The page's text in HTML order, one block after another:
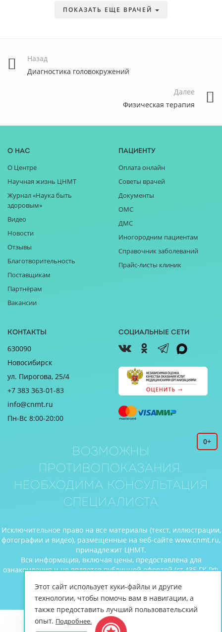
ПОКАЗАТЬ ЕЩЕ ВРАЧЕЙ
Назад
Диагностика головокружений
Далее
Физическая терапия
О нас
О Центре
Научная жизнь ЦНМТ
Журнал «Наука быть
здоровым»
Видео
Новости
Отзывы
Благотворительность
Поставщикам
Партнёрам
Вакансии
Пациенту
Оплата онлайн
Советы врачей
Документы
ОМС
ДМС
Иногородним пациентам
Справочник заболеваний
Прайс-листы клиник
Контакты
630090
Новосибирск
ул. Пирогова, 25/4
+7 383 363-01-83
info@cnmt.ru
Пн-Вс 8:00-20:00
Социальные сети
0+
Возможны
противопоказания.
Необходима консультация
специалиста
Исключительное право на все материалы (текст, иллюстрации,
фотографии и видео), размещенные на веб-сайте www.cnmt.ru,
принадлежит ЦНМТ.
Вся информация, включая цены, предоставлена для
ознакомления и не является публичной офертой (ст.435 ГК РФ,
© Центр новых медицинских технологий, 2026
Этот сайт использует куки-файлы и другие
технологии, чтобы помочь вам в навигации, а
также предоставить лучший пользовательский
опыт. Подробнее.